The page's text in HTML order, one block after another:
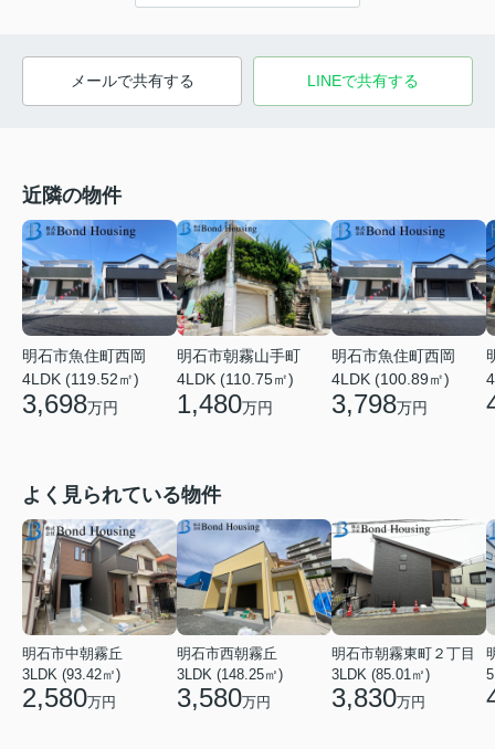
メールで共有する LINEで共有する
近隣の物件
明石市魚住町西岡
4LDK (119.52㎡)
3,698万円
明石市朝霧山手町
4LDK (110.75㎡)
1,480万円
明石市魚住町西岡
4LDK (100.89㎡)
3,798万円
よく見られている物件
明石市中朝霧丘
3LDK (93.42㎡)
2,580万円
明石市西朝霧丘
3LDK (148.25㎡)
3,580万円
明石市朝霧東町２丁目
3LDK (85.01㎡)
3,830万円